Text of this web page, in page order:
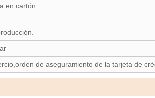
en cartón
de aseguramiento de la tarjeta de